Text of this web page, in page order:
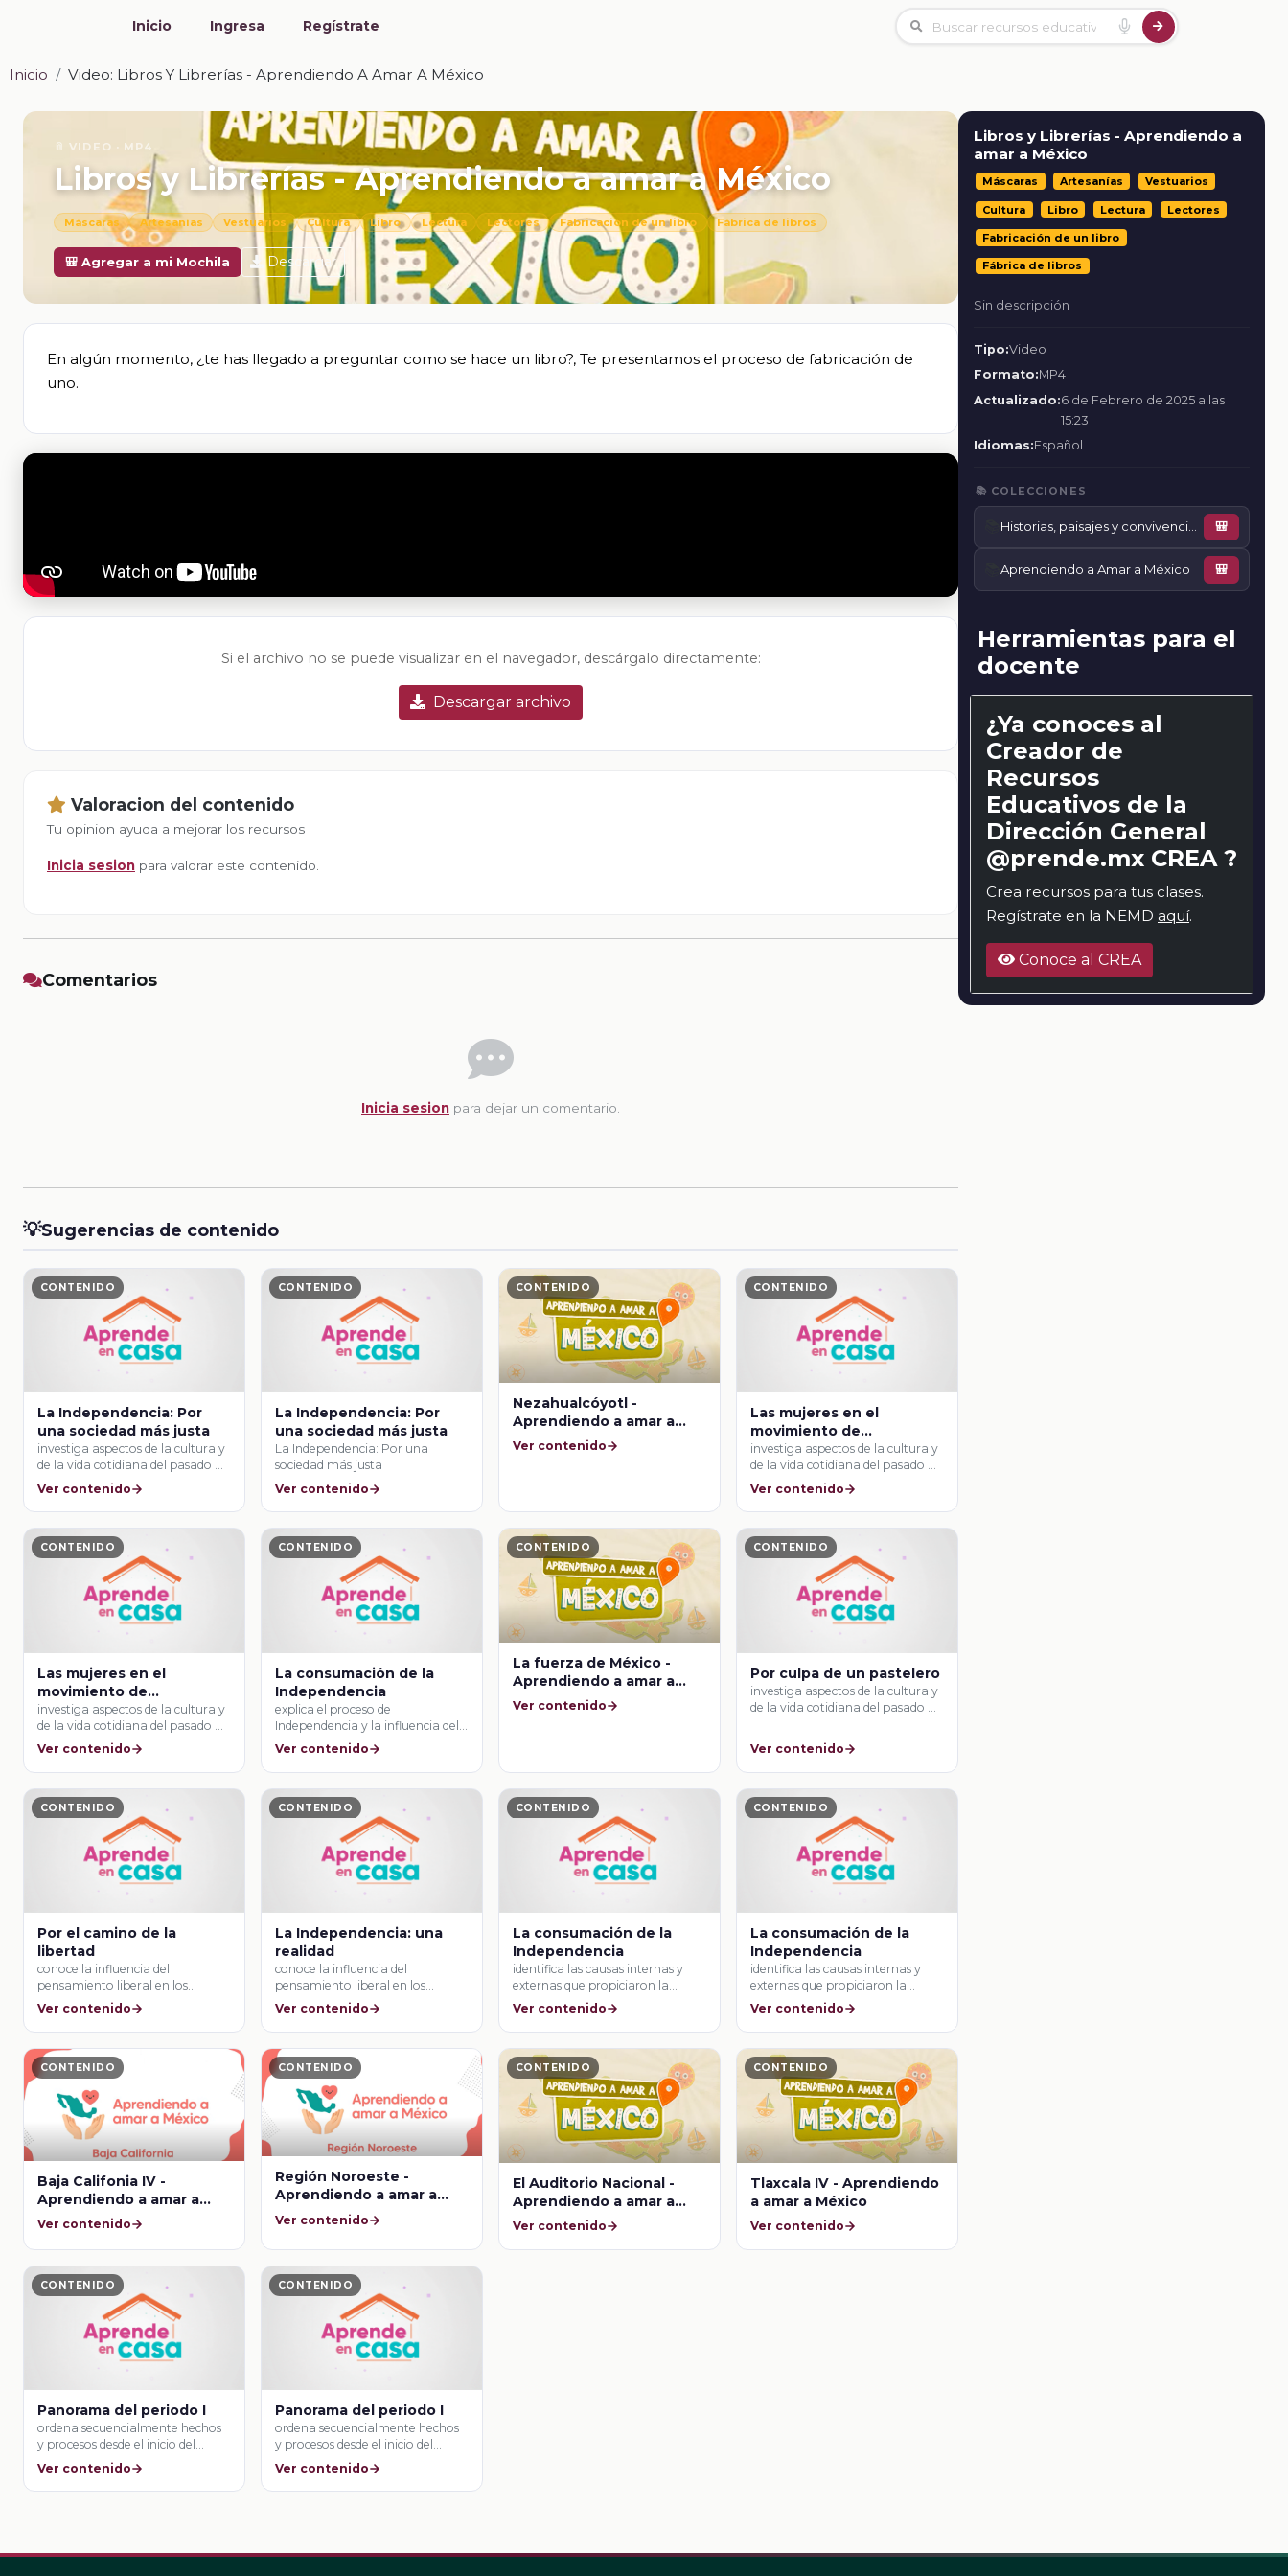
Inicio Ingresa Regístrate
Inicio Video: Libros Y Librerías - Aprendiendo A Amar A México
📎 VIDEO · MP4
Libros y Librerías - Aprendiendo a amar a México
Máscaras Artesanías Vestuarios Cultura Libro Lectura Lectores Fabricación de un libro Fábrica de libros
🎒 Agregar a mi Mochila Descargar
En algún momento, ¿te has llegado a preguntar como se hace un libro?, Te presentamos el proceso de fabricación de
uno.
Si el archivo no se puede visualizar en el navegador, descárgalo directamente:
Descargar archivo
Valoracion del contenido
Tu opinion ayuda a mejorar los recursos
Inicia sesion para valorar este contenido.
Comentarios
Inicia sesion para dejar un comentario.
💡Sugerencias de contenido
CONTENIDO
La Independencia: Por
una sociedad más justa
investiga aspectos de la cultura y
de la vida cotidiana del pasado …
Ver contenido
CONTENIDO
La Independencia: Por
una sociedad más justa
La Independencia: Por una
sociedad más justa
Ver contenido
CONTENIDO
Nezahualcóyotl -
Aprendiendo a amar a
México
Ver contenido
CONTENIDO
Las mujeres en el
movimiento de
Independencia
investiga aspectos de la cultura y
de la vida cotidiana del pasado …
Ver contenido
CONTENIDO
Las mujeres en el
movimiento de
Independencia
investiga aspectos de la cultura y
de la vida cotidiana del pasado …
Ver contenido
CONTENIDO
La consumación de la
Independencia
explica el proceso de
Independencia y la influencia del
liberalismo.
Ver contenido
CONTENIDO
La fuerza de México -
Aprendiendo a amar a
México
Ver contenido
CONTENIDO
Por culpa de un pastelero
investiga aspectos de la cultura y
de la vida cotidiana del pasado …
Ver contenido
CONTENIDO
Por el camino de la
libertad
conoce la influencia del
pensamiento liberal en los
movimientos de independencia
Ver contenido
CONTENIDO
La Independencia: una
realidad
conoce la influencia del
pensamiento liberal en los
movimientos de independencia
Ver contenido
CONTENIDO
La consumación de la
Independencia
identifica las causas internas y
externas que propiciaron la
consumación de la …
Ver contenido
CONTENIDO
La consumación de la
Independencia
identifica las causas internas y
externas que propiciaron la
consumación de la …
Ver contenido
CONTENIDO
Baja Califonia IV -
Aprendiendo a amar a
México
Ver contenido
CONTENIDO
Región Noroeste -
Aprendiendo a amar a
México
Ver contenido
CONTENIDO
El Auditorio Nacional -
Aprendiendo a amar a
México
Ver contenido
CONTENIDO
Tlaxcala IV - Aprendiendo
a amar a México
Ver contenido
CONTENIDO
Panorama del periodo I
ordena secuencialmente hechos
y procesos desde el inicio del
movimiento de Independencia …
Ver contenido
CONTENIDO
Panorama del periodo I
ordena secuencialmente hechos
y procesos desde el inicio del
movimiento de Independencia …
Ver contenido
Libros y Librerías - Aprendiendo a
amar a México
Máscaras Artesanías Vestuarios
Cultura Libro Lectura Lectores
Fabricación de un libro
Fábrica de libros
Sin descripción
Tipo:Video
Formato:MP4
Actualizado:6 de Febrero de 2025 a las
15:23
Idiomas:Español
📚 COLECCIONES
Historias, paisajes y convivencia en mi localidad 🎒
📚Aprendiendo a Amar a México 🎒
Herramientas para el
docente
¿Ya conoces al
Creador de
Recursos
Educativos de la
Dirección General
@prende.mx CREA ?
Crea recursos para tus clases.
Regístrate en la NEMD aquí.
Conoce al CREA